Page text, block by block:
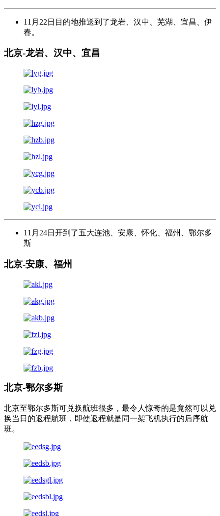
11月22日目的地推送到了龙岩、汉中、芜湖、宜昌、伊
春。
北京-龙岩、汉中、宜昌
11月24日开到了五大连池、安康、怀化、福州、鄂尔多
斯
北京-安康、福州
北京-鄂尔多斯
北京至鄂尔多斯可兑换航班很多，最令人惊奇的是竟然可以兑
换当日的返程航班，即使返程就是同一架飞机执行的后序航
班。